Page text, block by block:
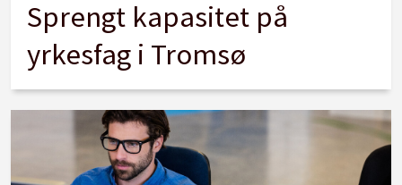
Sprengt kapasitet på
yrkesfag i Tromsø